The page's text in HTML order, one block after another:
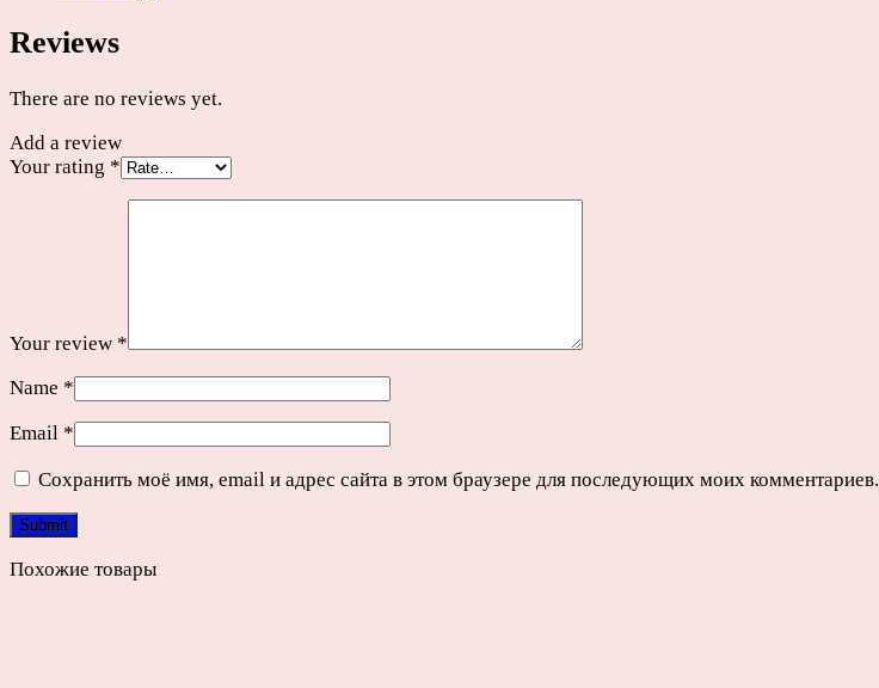
Reviews
There are no reviews yet.
Add a review
Your rating *
Your review *
Name *
Email *
Сохранить моё имя, email и адрес сайта в этом браузере для последующих моих комментариев.
Похожие товары